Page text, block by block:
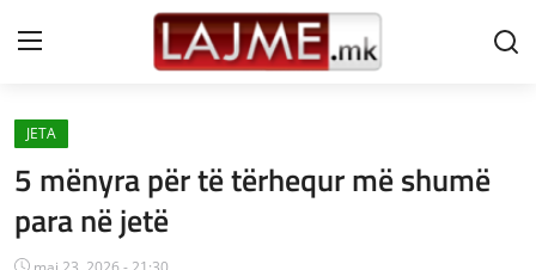
Shtëpi
LAJME MAQEDONI
SHQIPERI
JETA
5 mënyra për të tërhequr më shumë
para në jetë